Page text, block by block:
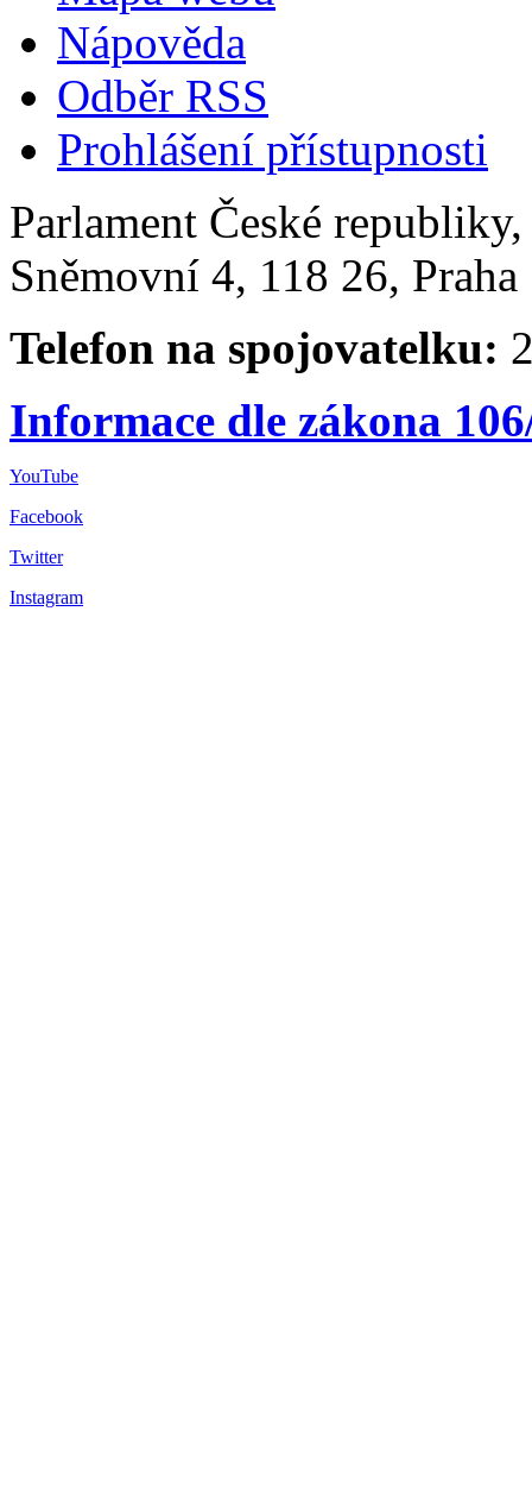
Nápověda
Odběr RSS
Prohlášení přístupnosti
Parlament České
Sněmovní 4, 118 26,
Telefon na spojovatelku:
Informace dle zákona
YouTube
Facebook
Twitter
Instagram